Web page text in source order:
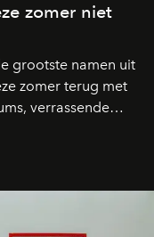
zomer niet
grootste namen uit
zomer terug met
verrassende
projecten: dit zijn